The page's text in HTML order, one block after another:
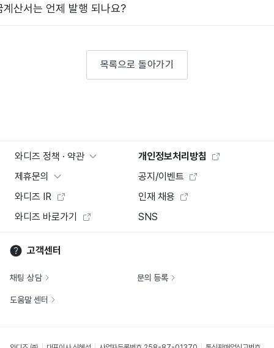
산서는 언제 발행 되나요?
목록으로 돌아가기
와디즈 정책 · 약관
개인정보처리방침
제휴문의
공지/이벤트
와디즈 IR
인재 채용
와디즈 바로가기
SNS
고객센터
채팅 상담 문의 등록
도움말 센터